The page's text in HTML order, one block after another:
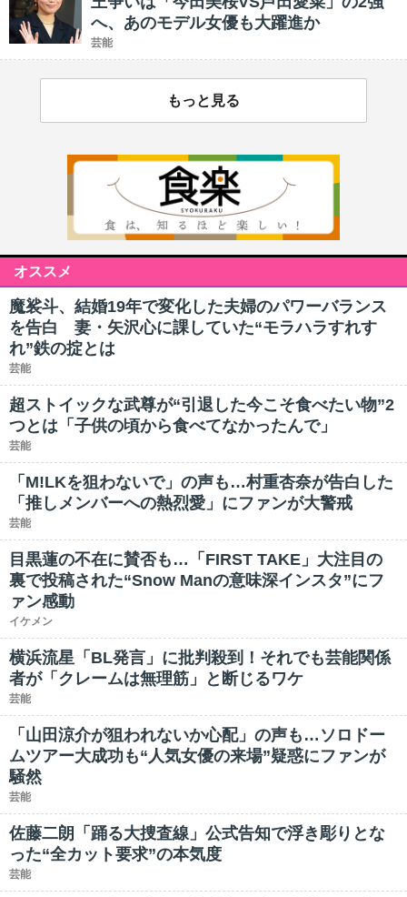
へ、あのモデル女優も大躍進か
芸能
もっと見る
オススメ
魔裟斗、結婚19年で変化した夫婦のパワーバランス
を告白 妻・矢沢心に課していた“モラハラすれす
れ”鉄の掟とは
芸能
超ストイックな武尊が“引退した今こそ食べたい物”2
つとは「子供の頃から食べてなかったんで」
芸能
「M!LKを狙わないで」の声も…村重杏奈が告白した
「推しメンバーへの熱烈愛」にファンが大警戒
芸能
目黒蓮の不在に賛否も…「FIRST TAKE」大注目の
裏で投稿された“Snow Manの意味深インスタ”にフ
ァン感動
イケメン
横浜流星「BL発言」に批判殺到！それでも芸能関係
者が「クレームは無理筋」と断じるワケ
芸能
「山田涼介が狙われないか心配」の声も…ソロドー
ムツアー大成功も“人気女優の来場”疑惑にファンが
騒然
芸能
佐藤二朗「踊る大捜査線」公式告知で浮き彫りとな
った“全カット要求”の本気度
芸能